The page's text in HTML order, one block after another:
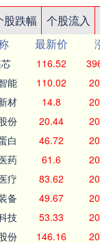
股跌幅 个股流入
最新价
116.52
能 110.02
材 14.8
份 20.44
白 46.72
药 61.6
疗 83.62
备 49.67
技 53.33
份 146.16